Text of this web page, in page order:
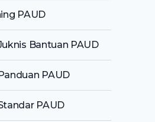
PAUD
Bantuan PAUD
PAUD
PAUD